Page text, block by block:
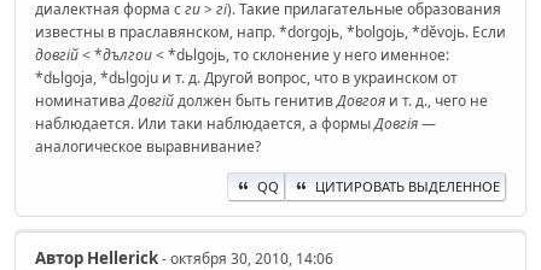
диалектная форма сги> гі). Такие прилагательные образования
известны в праславянском, напр. *dorgojь, *bolgojь, *děvojь. Если
довгій< *дългои< *dьlgojь, то склонение у него именное:
*dьlgoja, *dьlgoju и т. д. Другой вопрос, что в украинском от
номинативаДовгійдолжен быть генитивДовгоя и т. д., чего не
наблюдается. Или таки наблюдается, а формыДовгія—
аналогическое выравнивание?
QQ ЦИТИРОВАТЬ ВЫДЕЛЕННОЕ
Автор Hellerick- октября 30, 2010, 14:06